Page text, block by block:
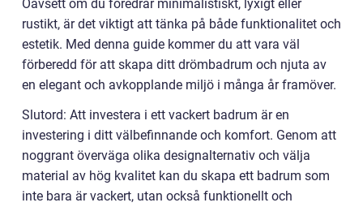
Oavsett om du föredrar minimalistiskt, lyxigt eller
rustikt, är det viktigt att tänka på både funktionalitet och
estetik. Med denna guide kommer du att vara väl
förberedd för att skapa ditt drömbadrum och njuta av
en elegant och avkopplande miljö i många år framöver.
Slutord: Att investera i ett vackert badrum är en
investering i ditt välbefinnande och komfort. Genom att
noggrant överväga olika designalternativ och välja
material av hög kvalitet kan du skapa ett badrum som
inte bara är vackert, utan också funktionellt och